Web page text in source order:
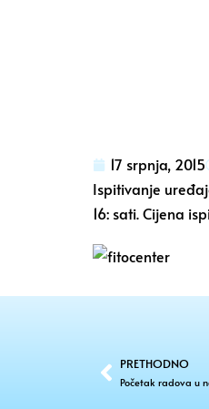
17 srpnja, 2015
Ispitivanje
16: sati. Cijena
PRETHODNO
Početak radova u